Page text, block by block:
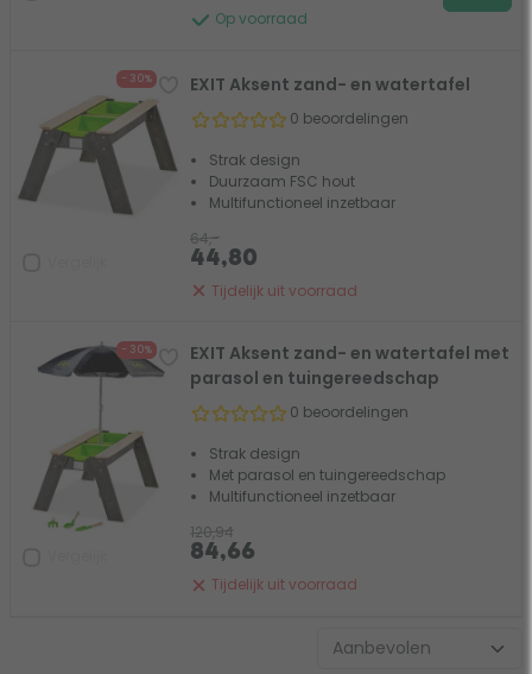
Op voorraad
- 30% EXIT Aksent zand- en watertafel
0 beoordelingen
Strak design
Duurzaam FSC hout
Multifunctioneel inzetbaar
Tijdelijk uit voorraad
64,-
44,80
- 30%
EXIT Aksent zand- en watertafel met
parasol en tuingereedschap
0 beoordelingen
Strak design
Met parasol en tuingereedschap
Multifunctioneel inzetbaar
Tijdelijk uit voorraad
120,94
84,66